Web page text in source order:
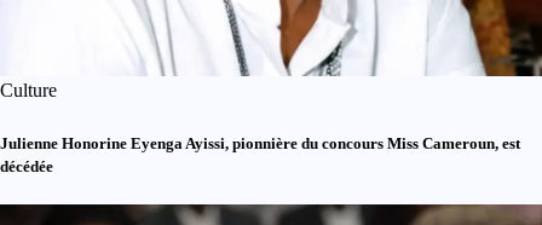
Culture
Julienne Honorine Eyenga Ayissi, pionnière du concours Miss Cameroun, est
décédée